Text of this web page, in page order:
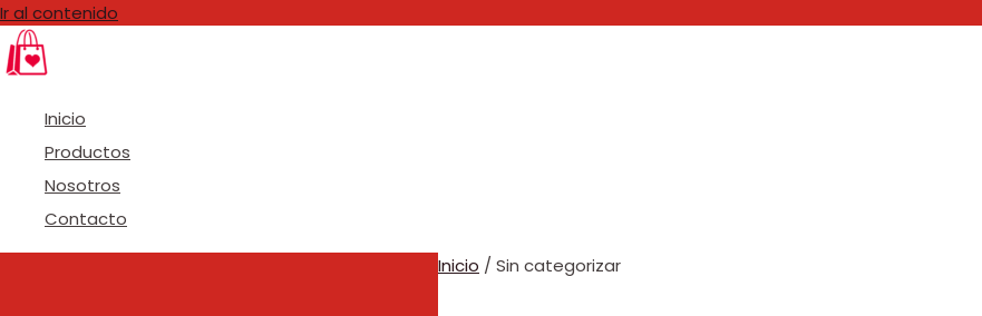
Ir al contenido
Inicio
Productos
Nosotros
Contacto
Inicio / Sin categorizar